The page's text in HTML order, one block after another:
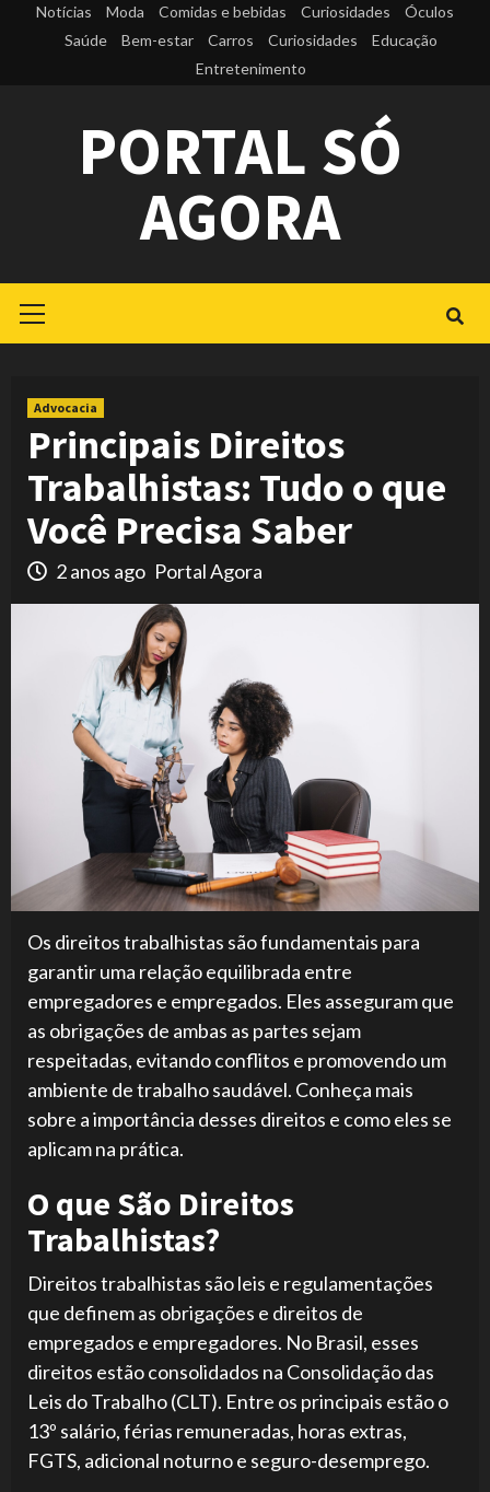
Notícias Moda Comidas e bebidas Curiosidades
Óculos
Saúde
Bem-estar Carros Curiosidades
Educação
Entretenimento
PORTAL SÓ
AGORA
Menu
Advocacia
Principais Direitos
Trabalhistas: Tudo o que
Você Precisa Saber
2 anos ago Portal Agora
Os direitos trabalhistas são fundamentais para
garantir uma relação equilibrada entre
empregadores e empregados. Eles asseguram que
as obrigações de ambas as partes sejam
respeitadas, evitando conflitos e promovendo um
ambiente de trabalho saudável. Conheça mais
sobre a importância desses direitos e como eles se
aplicam na prática.
O que São Direitos
Trabalhistas?
Direitos trabalhistas são leis e regulamentações
que definem as obrigações e direitos de
empregados e empregadores. No Brasil, esses
direitos estão consolidados na Consolidação das
Leis do Trabalho (CLT). Entre os principais estão o
13º salário, férias remuneradas, horas extras,
FGTS, adicional noturno e seguro-desemprego.